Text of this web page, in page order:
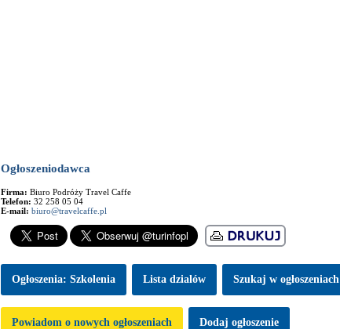
Ogłoszeniodawca
Firma: Biuro Podróży Travel Caffe
Telefon: 32 258 05 04
E-mail: biuro@travelcaffe.pl
Ogłoszenia: Szkolenia Lista dzialów Szukaj w ogłoszeniach
Powiadom o nowych ogłoszeniach Dodaj ogłoszenie